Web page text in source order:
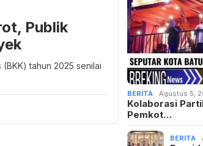
Publik
tahun 2025 senilai
BERITA Agustus 5,
Kolaborasi
Pemkot…
BERITA